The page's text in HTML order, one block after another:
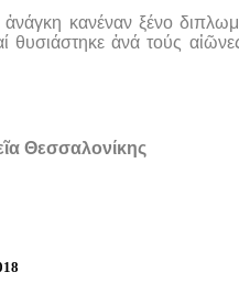
κανέναν ξένο
ἀνά τούς
Θεσσαλονίκης